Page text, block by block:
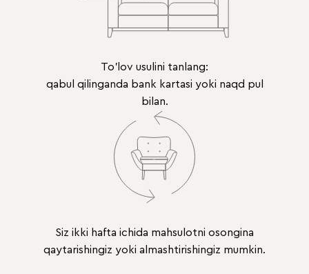
To'lov usulini tanlang:
qabul qilinganda bank kartasi yoki naqd pul
bilan.
Siz ikki hafta ichida mahsulotni osongina
qaytarishingiz yoki almashtirishingiz mumkin.